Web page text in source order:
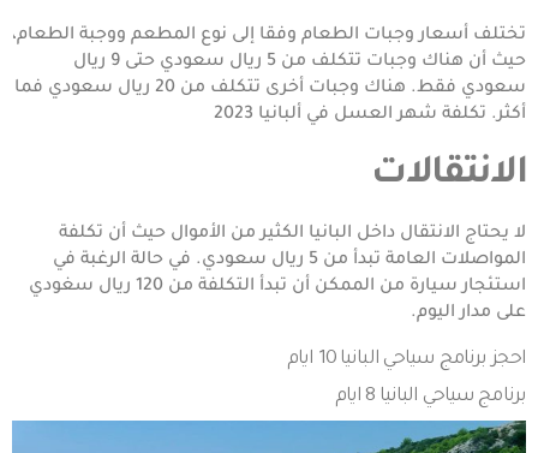
تختلف أسعار وجبات الطعام وفقا إلى نوع المطعم ووجبة الطعام،
حيث أن هناك وجبات تتكلف من 5 ريال سعودي حتى 9 ريال
سعودي فقط. هناك وجبات أخرى تتكلف من 20 ريال سعودي فما
أكثر. تكلفة شهر العسل في ألبانيا 2023
الانتقالات
لا يحتاج الانتقال داخل البانيا الكثير من الأموال حيث أن تكلفة
المواصلات العامة تبدأ من 5 ريال سعودي. في حالة الرغبة في
استئجار سيارة من الممكن أن تبدأ التكلفة من 120 ريال سغودي
على مدار اليوم.
احجز برنامج سياحي البانيا 10 ايام
برنامج سياحي البانيا 8 ايام